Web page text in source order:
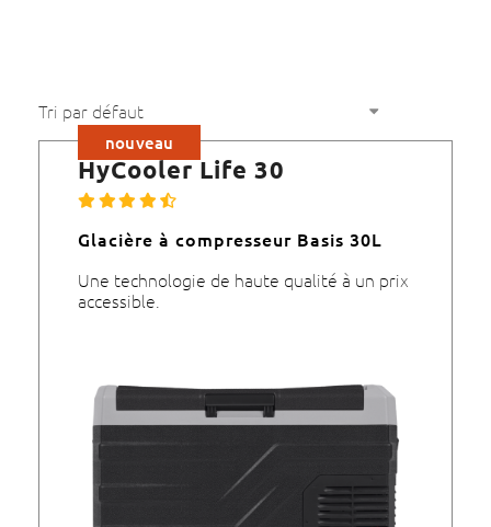
nouveau
HyCooler Life 30
Glacière à compresseur Basis 30L
Une technologie de haute qualité à un prix
accessible.